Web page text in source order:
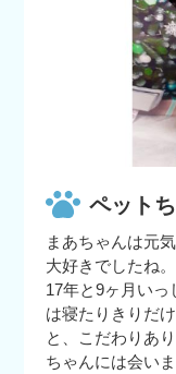
ペット
まあちゃんは元
大好きでしたね。
17年と9ヶ月い
は寝たりきりだ
と、こだわりあ
ちゃんには会い